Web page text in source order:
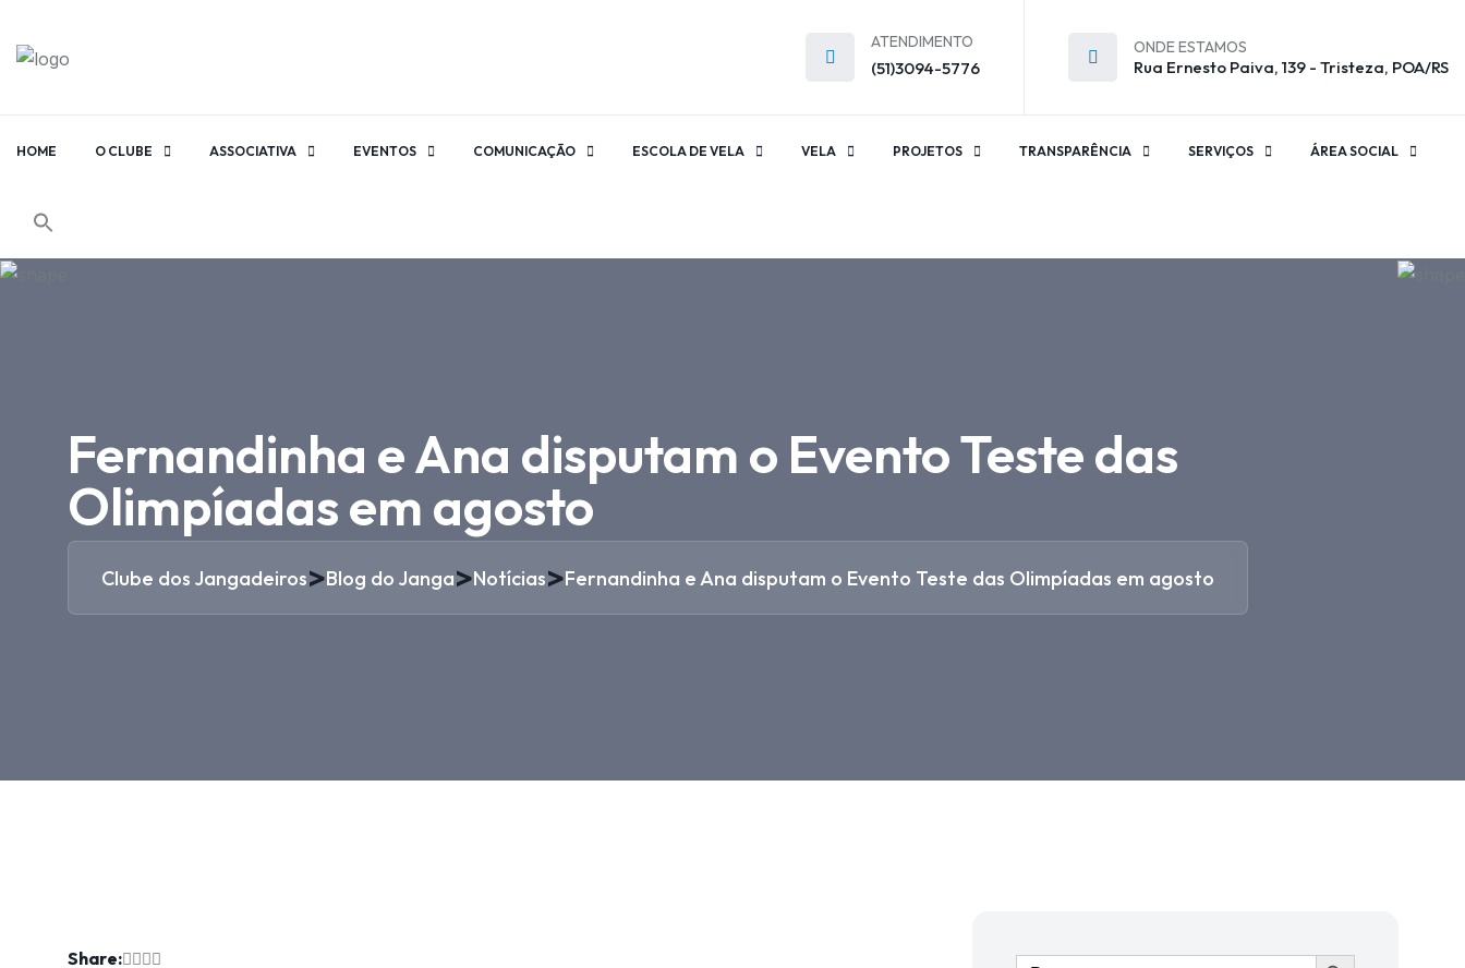
ATENDIMENTO
(51)3094-5776
ONDE ESTAMOS
Rua Ernesto Paiva, 139 - Tristeza, POA/RS
HOME O CLUBE ASSOCIATIVA EVENTOS COMUNICAÇÃO ESCOLA DE VELA VELA PROJETOS TRANSPARÊNCIA SERVIÇOS ÁREA SOCIAL
Fernandinha e Ana disputam o Evento Teste das
Olimpíadas em agosto
Clube dos Jangadeiros>Blog do Janga>Notícias>Fernandinha e Ana disputam o Evento Teste das Olimpíadas em agosto
Share: Ir